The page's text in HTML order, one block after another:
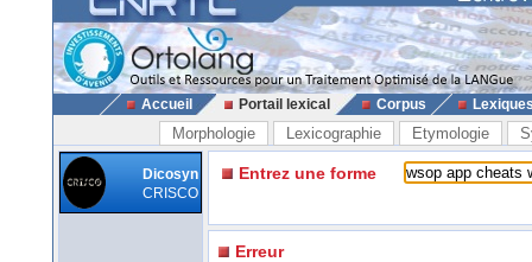
Accueil Portail lexical Corpus
Morphologie Lexicographie Etymologie
Dicosyn
CRISCO
Entrez une forme
Erreur